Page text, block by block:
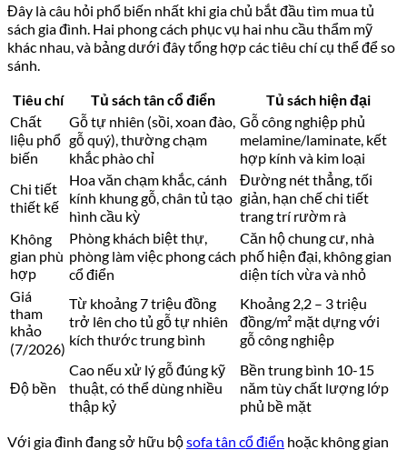
Đây là câu hỏi phổ biến nhất khi gia chủ bắt đầu tìm mua tủ
sách gia đình. Hai phong cách phục vụ hai nhu cầu thẩm mỹ
khác nhau, và bảng dưới đây tổng hợp các tiêu chí cụ thể để so
sánh.
Tiêu chí
Tủ sách tân cổ điển
Tủ sách hiện đại
Chất
liệu phổ
biến
Gỗ tự nhiên (sồi, xoan đào,
gỗ quý), thường chạm
khắc phào chỉ
Gỗ công nghiệp phủ
melamine/laminate, kết
hợp kính và kim loại
Chi tiết
thiết kế
Hoa văn chạm khắc, cánh
kính khung gỗ, chân tủ tạo
hình cầu kỳ
Đường nét thẳng, tối
giản, hạn chế chi tiết
trang trí rườm rà
Không
gian phù
hợp
Phòng khách biệt thự,
phòng làm việc phong cách
cổ điển
Căn hộ chung cư, nhà
phố hiện đại, không gian
diện tích vừa và nhỏ
Giá
tham
khảo
(7/2026)
Từ khoảng 7 triệu đồng
trở lên cho tủ gỗ tự nhiên
kích thước trung bình
Khoảng 2,2 – 3 triệu
đồng/m² mặt dựng với
gỗ công nghiệp
Độ bền
Cao nếu xử lý gỗ đúng kỹ
thuật, có thể dùng nhiều
thập kỷ
Bền trung bình 10-15
năm tùy chất lượng lớp
phủ bề mặt
Với gia đình đang sở hữu bộsofa tân cổ điển hoặc không gian